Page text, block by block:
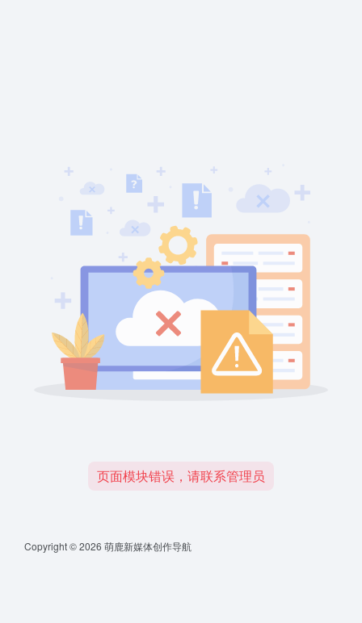
页面模块错误，请联系管理员
Copyright © 2026 萌鹿新媒体创作导航